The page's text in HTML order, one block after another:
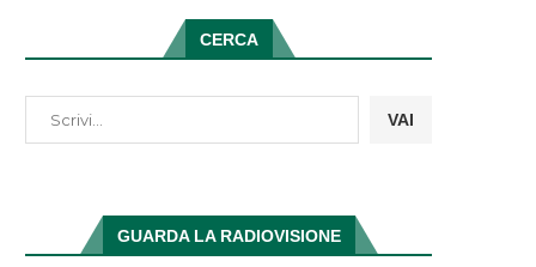
CERCA
VAI
GUARDA LA RADIOVISIONE